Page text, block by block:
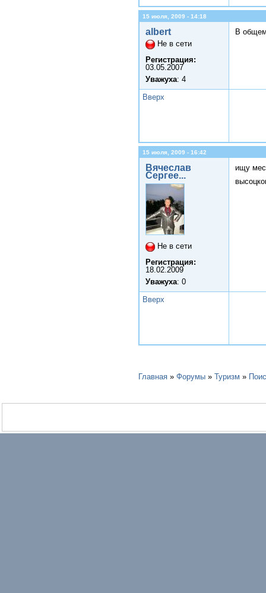
15 июля, 2009 - 14:18
albert
Не в сети
Регистрация:
03.05.2007
Уважуха: 4
В
Вверх
15 июля, 2009 - 16:42
Вячеслав
Сергее...
Не в сети
Регистрация:
18.02.2009
Уважуха: 0
ищу
Вверх
Главная » Форумы » Туризм »